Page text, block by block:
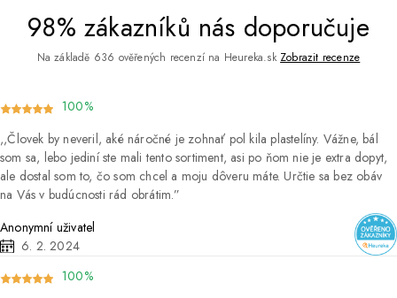
98% zákazníků nás doporučuje
Na základě 636 ověřených recenzí na Heureka.sk Zobrazit recenze
100%
Človek by neveril, aké náročné je zohnať pol kila plastelíny. Vážne, bál
som sa, lebo jediní ste mali tento sortiment, asi po ňom nie je extra dopyt,
ale dostal som to, čo som chcel a moju dôveru máte. Určtie sa bez obáv
na Vás v budúcnosti rád obrátim.
Anonymní uživatel
6. 2. 2024
100%